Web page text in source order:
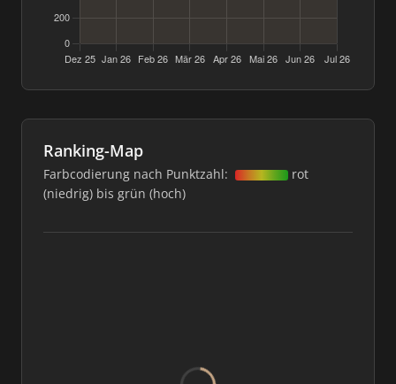
Ranking-Map
Farbcodierung nach Punktzahl:
rot
(niedrig) bis grün (hoch)